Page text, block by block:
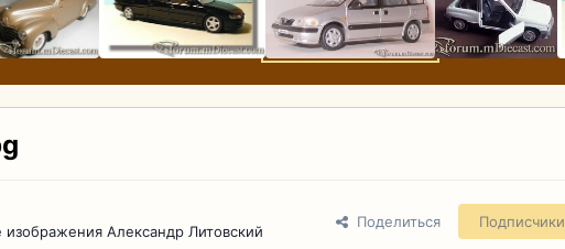
изображения Александр Литовский
Поделиться Подписчики